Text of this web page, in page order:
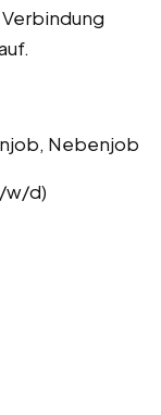
Nebenjob
w/d)